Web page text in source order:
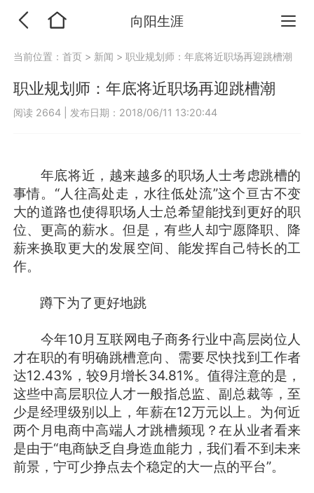
向阳生涯
当前位置：首页 > 新闻 >职业规划师：年底将近职场再迎跳槽潮
职业规划师：年底将近职场再迎跳槽潮
阅读 2664 发布日期：2018/06/11 13:20:44
年底将近，越来越多的职场人士考虑跳槽的
事情。“人往高处走，水往低处流”这个亘古不变
大的道路也使得职场人士总希望能找到更好的职
位、更高的薪水。但是，有些人却宁愿降职、降
薪来换取更大的发展空间、能发挥自己特长的工
作。
蹲下为了更好地跳
今年10月互联网电子商务行业中高层岗位人
才在职的有明确跳槽意向、需要尽快找到工作者
达12.43%，较9月增长34.81%。值得注意的是，
这些中高层职位人才一般指总监、副总裁等，至
少是经理级别以上，年薪在12万元以上。为何近
两个月电商中高端人才跳槽频现？在从业者看来
是由于“电商缺乏自身造血能力，我们看不到未来
前景，宁可少挣点去个稳定的大一点的平台”。